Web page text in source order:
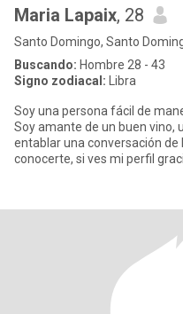
Maria Lapaix, 28
Santo Domingo, Santo
Buscando: Hombre 28 - 43
Signo zodiacal: Libra
Soy una persona fácil de
Soy amante de un buen vino,
entablar una conversación de lo que
conocerte, si ves mi perfil